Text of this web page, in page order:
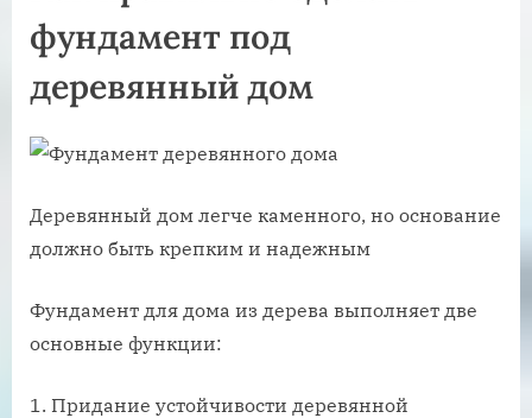
фундамент под
деревянный дом
Деревянный дом легче каменного, но основание
должно быть крепким и надежным
Фундамент для дома из дерева выполняет две
основные функции:
Придание устойчивости деревянной